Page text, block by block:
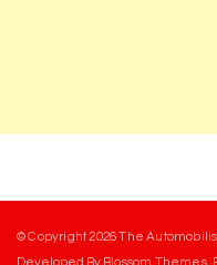
© Copyright 2026The
Developed By Blossom Themes.